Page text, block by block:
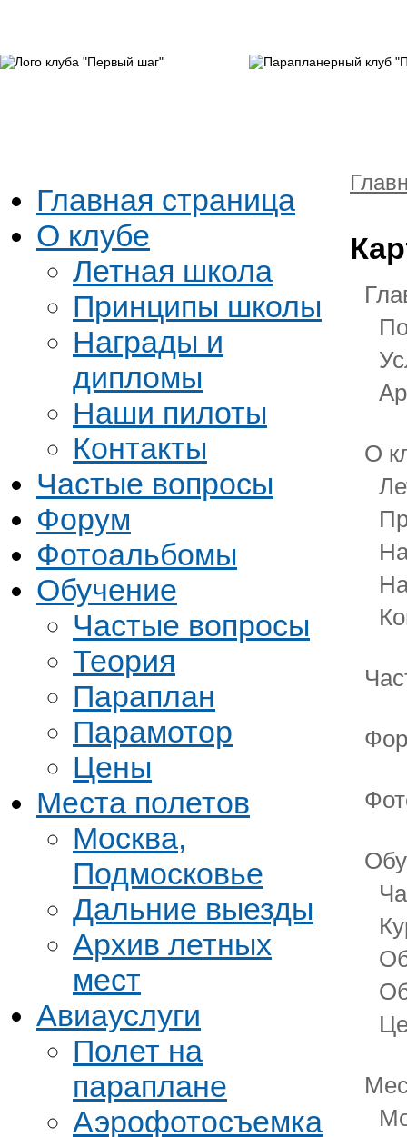
Главная страница
О клубе
Летная школа
Принципы школы
Награды и
дипломы
Наши пилоты
Контакты
Частые вопросы
Форум
Фотоальбомы
Обучение
Частые вопросы
Теория
Параплан
Парамотор
Цены
Места полетов
Москва,
Подмосковье
Дальние выезды
Архив летных
мест
Авиауслуги
Полет на
параплане
Аэрофотосъемка
О